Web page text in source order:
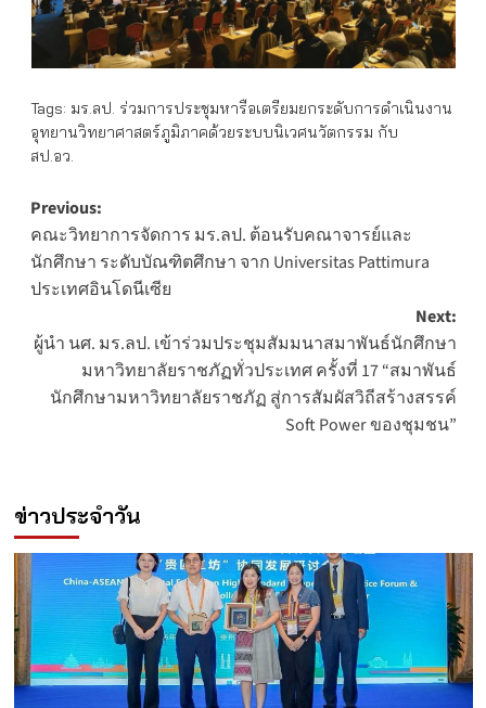
Tags: มร.ลป. ร่วมการประชุมหารือเตรียมยกระดับการดำเนินงาน
อุทยานวิทยาศาสตร์ภูมิภาคด้วยระบบนิเวศนวัตกรรม กับ
สป.อว.
Post
navigation
Previous:
คณะวิทยาการจัดการ มร.ลป. ต้อนรับคณาจารย์และ
นักศึกษา ระดับบัณฑิตศึกษา จาก Universitas Pattimura
ประเทศอินโดนีเซีย
Next:
ผู้นำ นศ. มร.ลป. เข้าร่วมประชุมสัมมนาสมาพันธ์นักศึกษา
มหาวิทยาลัยราชภัฏทั่วประเทศ ครั้งที่ 17 “สมาพันธ์
นักศึกษามหาวิทยาลัยราชภัฏ สู่การสัมผัสวิถีสร้างสรรค์
Soft Power ของชุมชน”
ข่าวประจำวัน